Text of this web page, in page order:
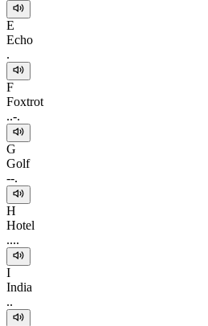
E
Echo
.
F
Foxtrot
..-.
G
Golf
--.
H
Hotel
....
I
India
..